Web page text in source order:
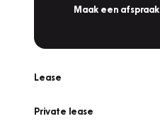
Maak een afspraak
Lease
Private lease